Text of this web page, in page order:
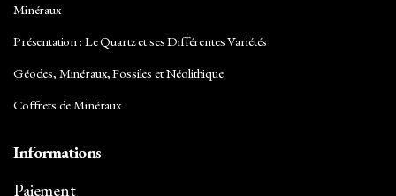
Minéraux
Présentation : Le Quartz et ses Différentes Variétés
Géodes, Minéraux, Fossiles et Néolithique
Coffrets de Minéraux
Informations
Paiement